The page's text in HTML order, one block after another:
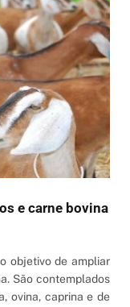
e carne bovina
objetivo de ampliar
São contemplados
ovina, caprina e de